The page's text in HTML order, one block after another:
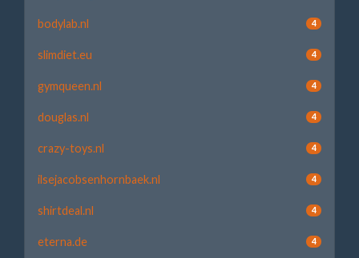
bodylab.nl 4
slimdiet.eu 4
gymqueen.nl 4
douglas.nl 4
crazy-toys.nl 4
ilsejacobsenhornbaek.nl 4
shirtdeal.nl 4
eterna.de 4